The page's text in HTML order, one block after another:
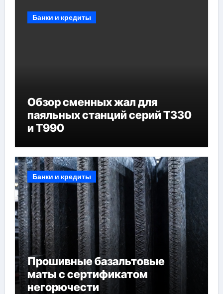
Банки и кредиты
Обзор сменных жал для
паяльных станций серий T330
и T990
Банки и кредиты
Прошивные базальтовые
маты с сертификатом
негорючести